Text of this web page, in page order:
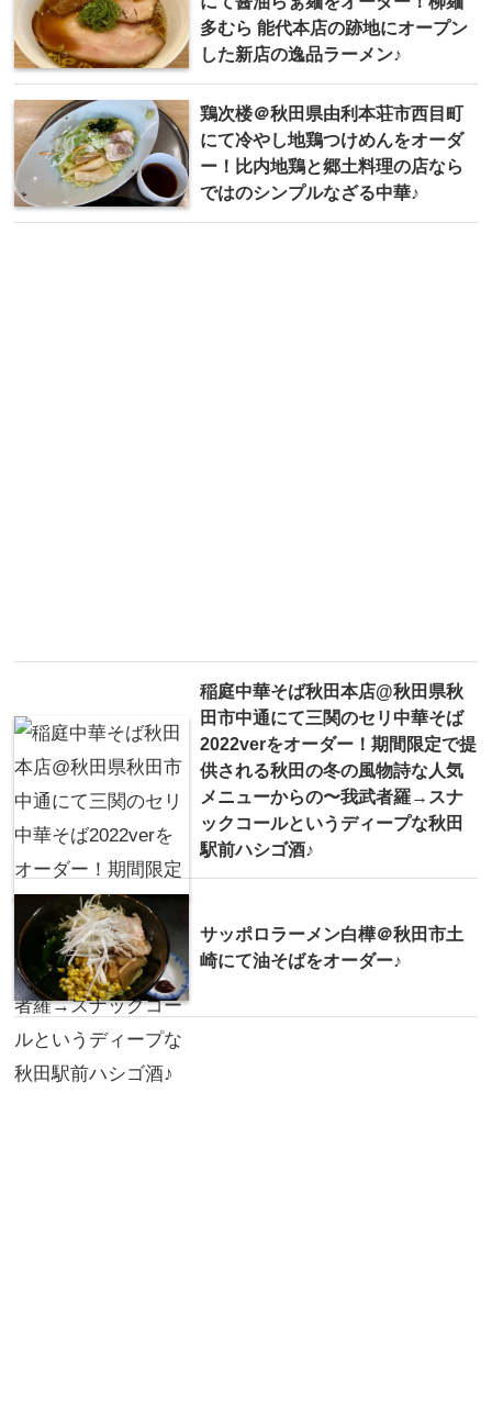
多むら 能代本店の跡地にオープン
した新店の逸品ラーメン♪
鶏次楼 ＠秋田県由利本荘市西目町
にて冷やし地鶏つけめんをオーダ
ー！比内地鶏と郷土料理の店なら
ではのシンプルなざる中華♪
稲庭中華そば秋田本店@秋田県秋
田市中通にて三関のセリ中華そば
2022verをオーダー！期間限定で提
供される秋田の冬の風物詩な人気
メニューからの〜我武者羅→スナ
ックコールというディープな秋田
駅前ハシゴ酒♪
サッポロラーメン白樺＠秋田市土
崎にて油そばをオーダー♪